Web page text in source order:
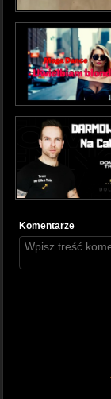
Komentarze